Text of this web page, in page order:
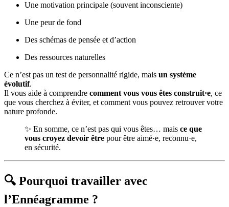
Une motivation principale (souvent inconsciente)
Une peur de fond
Des schémas de pensée et d’action
Des ressources naturelles
Ce n’est pas un test de personnalité rigide, mais un système
évolutif.
Il vous aide à comprendre comment vous vous êtes construit·e, ce
que vous cherchez à éviter, et comment vous pouvez retrouver votre
nature profonde.
✨ En somme, ce n’est pas qui vous êtes… mais ce que
vous croyez devoir être pour être aimé·e, reconnu·e,
en sécurité.
🔍 Pourquoi travailler avec
l’Ennéagramme ?